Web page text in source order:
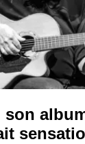
son